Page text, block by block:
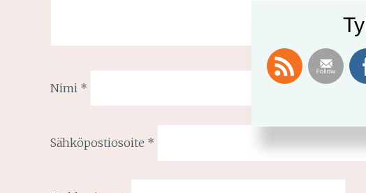
Nimi *
Sähköpostiosoite *